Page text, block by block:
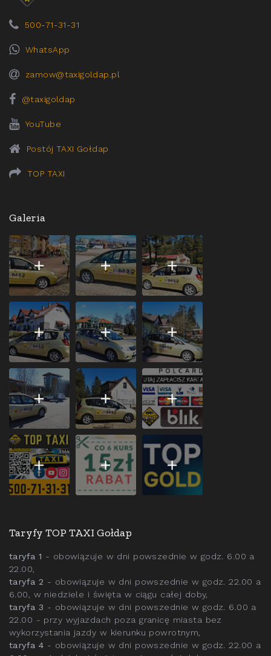
500-71-31-31
WhatsApp
zamow@taxigoldap.pl
@taxigoldap
YouTube
Postój TAXI Gołdap
TOP TAXI
Galeria
Taryfy TOP TAXI Gołdap
taryfa 1 - obowiązuje w dni powszednie w godz. 6.00 a
22.00,
taryfa 2 - obowiązuje w dni powszednie w godz. 22.00 a
6.00, w niedziele i święta w ciągu całej doby,
taryfa 3 - obowiązuje w dni powszednie w godz. 6.00 a
22.00 - przy wyjazdach poza granicę miasta bez
wykorzystania jazdy w kierunku powrotnym,
taryfa 4 - obowiązuje w dni powszednie w godz. 22.00 a